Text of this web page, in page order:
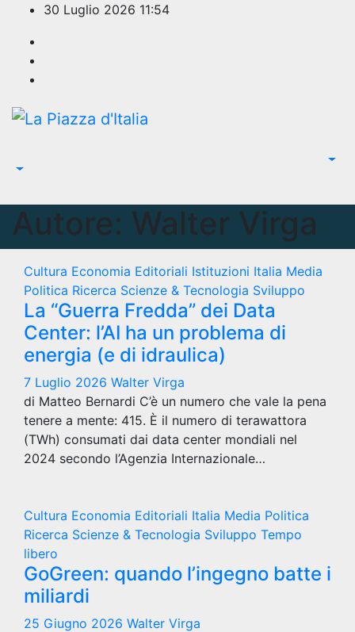
contenuto
30 Luglio 2026 11:54
Autore: Walter Virga
Cultura Economia Editoriali Istituzioni Italia Media
Politica Ricerca Scienze & Tecnologia Sviluppo
La “Guerra Fredda” dei Data
Center: l’AI ha un problema di
energia (e di idraulica)
7 Luglio 2026 Walter Virga
di Matteo Bernardi C’è un numero che vale la pena
tenere a mente: 415. È il numero di terawattora
(TWh) consumati dai data center mondiali nel
2024 secondo l’Agenzia Internazionale…
Cultura Economia Editoriali Italia Media Politica
Ricerca Scienze & Tecnologia Sviluppo Tempo
libero
GoGreen: quando l’ingegno batte i
miliardi
25 Giugno 2026 Walter Virga